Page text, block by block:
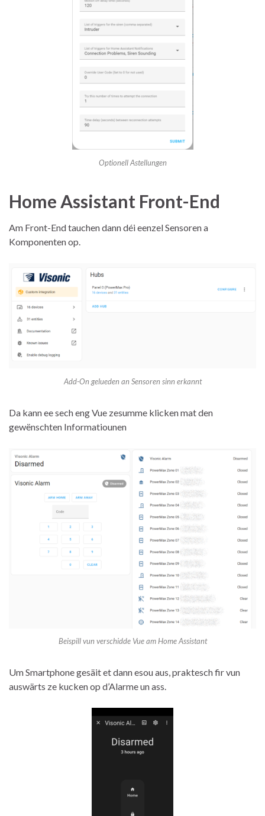
Optionell Astellungen
Home Assistant Front-End
Am Front-End tauchen dann déi eenzel Sensoren a
Komponenten op.
Add-On gelueden an Sensoren sinn erkannt
Da kann ee sech eng Vue zesumme klicken mat den
gewënschten Informatiounen
Beispill vun verschidde Vue am Home Assistant
Um Smartphone gesäit et dann esou aus, praktesch fir vun
auswärts ze kucken op d’Alarme un ass.